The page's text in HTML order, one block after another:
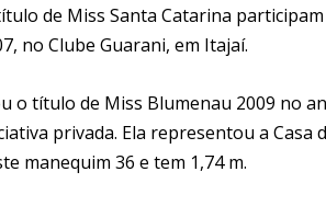
de Miss Santa Catarina
no Clube Guarani, em Itajaí.
o título de Miss Blumenau 2009 no
privada. Ela representou a Casa
manequim 36 e tem 1,74 m.